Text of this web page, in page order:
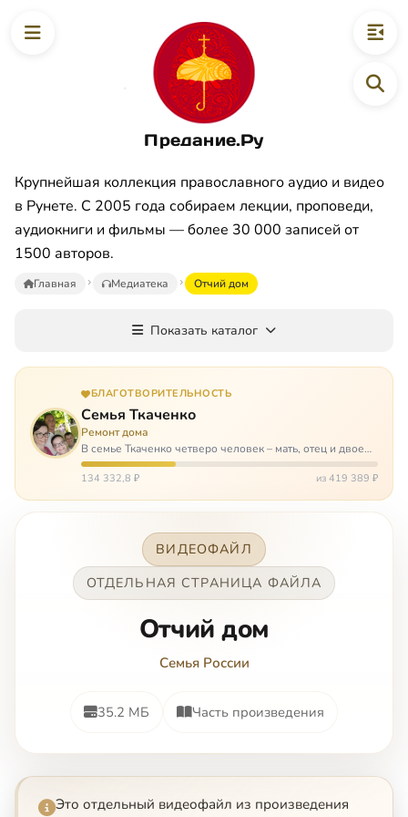
Предание.Ру
Крупнейшая коллекция православного аудио и видео
в Рунете. С 2005 года собираем лекции, проповеди,
аудиокниги и фильмы — более 30 000 записей от
1500 авторов.
Главная Медиатека Oтчий дoм
Показать каталог
БЛАГОТВОРИТЕЛЬНОСТЬ
Семья Ткаченко
Ремонт дома
В семье Ткаченко четверо человек – мать, отец и двое
сыновей. И это семья – крепость. У них столько проблем
и бед, что хватило бы на много семей. Трое из четверых
134 332,8 ₽ из 419 389 ₽
ВИДЕОФАЙЛ
ОТДЕЛЬНАЯ СТРАНИЦА ФАЙЛА
Oтчий дoм
Семья России
35.2 МБ Часть произведения
Это отдельный видеофайл из произведения